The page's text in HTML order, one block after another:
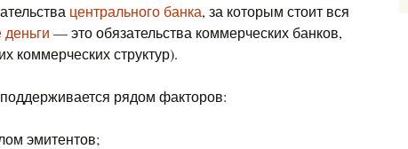
центрального банка, за которым стоит вся
— это обязательства коммерческих банков,
коммерческих структур).
рядом факторов:
эмитентов;